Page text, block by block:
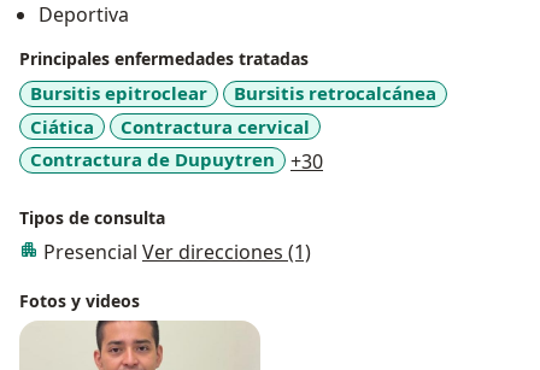
Deportiva
Principales enfermedades tratadas
Bursitis epitroclear
Bursitis retrocalcánea
Ciática
Contractura cervical
Contractura de Dupuytren
+30a11y_sr_more_diseases
Tipos de consulta
Presencial Ver direcciones (1)
Fotos y videos